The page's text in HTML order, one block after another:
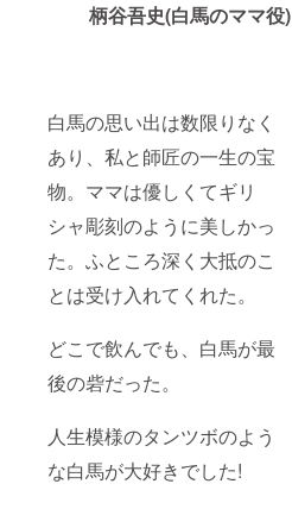
柄谷吾史(白馬のママ役)
白馬の思い出は数限りなく
あり、私と師匠の一生の宝
物。ママは優しくてギリ
シャ彫刻のように美しかっ
た。ふところ深く大抵のこ
とは受け入れてくれた。
どこで飲んでも、白馬が最
後の砦だった。
人生模様のタンツボのよう
な白馬が大好きでした!